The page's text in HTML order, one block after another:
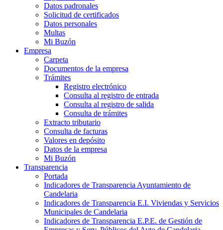
Datos padronales
Solicitud de certificados
Datos personales
Multas
Mi Buzón
Empresa
Carpeta
Documentos de la empresa
Trámites
Registro electrónico
Consulta al registro de entrada
Consulta al registro de salida
Consulta de trámites
Extracto tributario
Consulta de facturas
Valores en depósito
Datos de la empresa
Mi Buzón
Transparencia
Portada
Indicadores de Transparencia Ayuntamiento de
Candelaria
Indicadores de Transparencia E.I. Viviendas y Servicios
Municipales de Candelaria
Indicadores de Transparencia E.P.E. de Gestión de